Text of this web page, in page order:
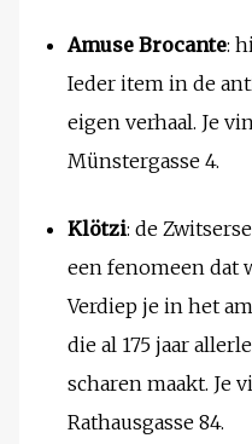
Amuse Brocante:
Ieder item in de
eigen verhaal. Je
Münstergasse 4.
Klötzi: de
een fenomeen dat
Verdiep je in het
die al 175 jaar
scharen maakt. Je
Rathausgasse 84.